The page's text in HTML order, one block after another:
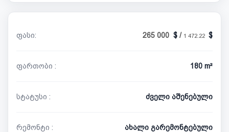
ფასი: 265 000 / 1 472.22
ფართობი : 180 m²
სტატუსი : ძველი აშენებული
რემონტი : ახალი გარემონტებული